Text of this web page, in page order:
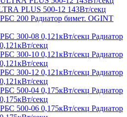
PLUS 500-12 143Вт/секц
Радиатор бимет. OGINT
Радиатор
секц
Радиатор
секц
Радиатор
секц
Радиатор
секц
Радиатор